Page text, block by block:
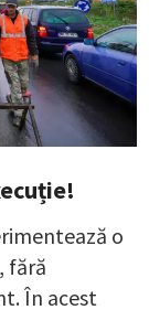
o
fără
În acest